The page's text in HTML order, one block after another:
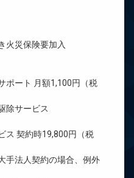
災保険要加入
ート 月額1,100円（税
サービス
契約時19,800円（税
法人契約の場合、例外